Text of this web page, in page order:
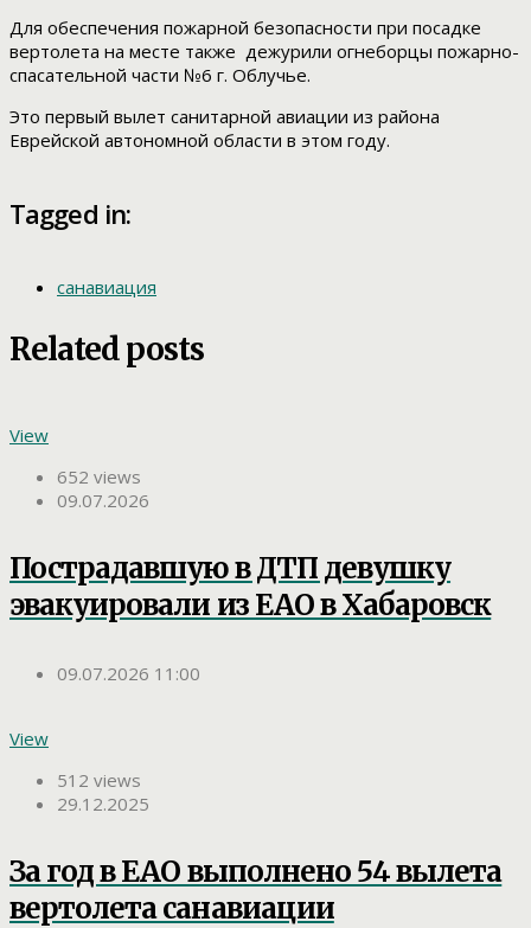
Для обеспечения пожарной безопасности при посадке
вертолета на месте также дежурили огнеборцы пожарно-
спасательной части №6 г. Облучье.
Это первый вылет санитарной авиации из района
Еврейской автономной области в этом году.
Tagged in:
санавиация
Related posts
View
652 views
09.07.2026
Пострадавшую в ДТП девушку
эвакуировали из ЕАО в Хабаровск
09.07.2026 11:00
View
512 views
29.12.2025
За год в ЕАО выполнено 54 вылета
вертолета санавиации